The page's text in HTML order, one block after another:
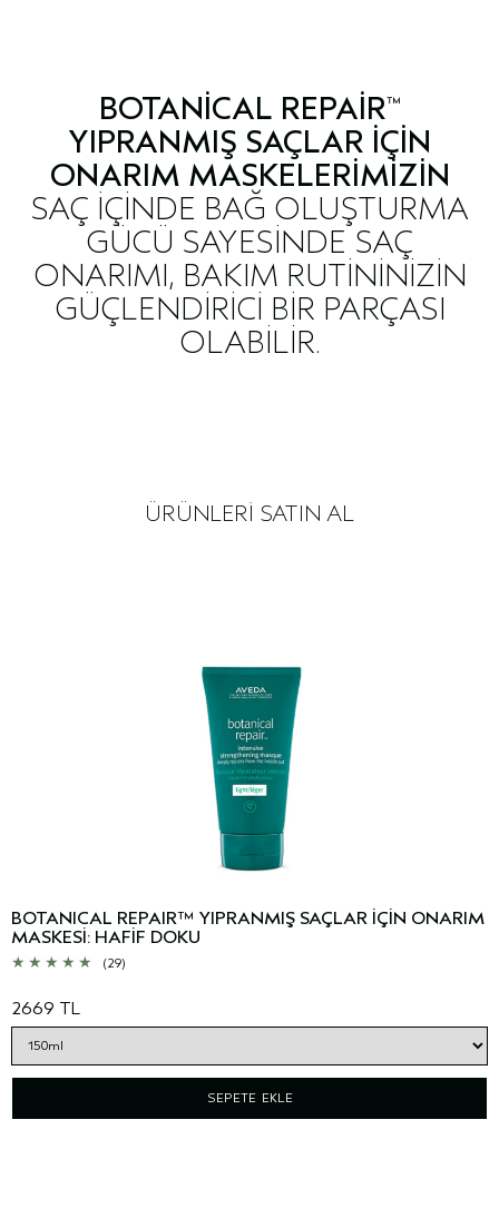
BOTANICAL REPAIR™
YIPRANMIŞ SAÇLAR IÇIN
ONARIM MASKELERIMIZIN
SAÇ IÇINDE BAĞ OLUŞTURMA
GÜCÜ SAYESINDE SAÇ
ONARIMI, BAKIM RUTININIZIN
GÜÇLENDIRICI BIR PARÇASI
OLABILIR.
ÜRÜNLERİ SATIN AL
BOTANICAL REPAIR™ YIPRANMIŞ SAÇLAR İÇİN ONARIM
MASKESİ: HAFİF DOKU
(29)
2669 TL
SEPETE EKLE